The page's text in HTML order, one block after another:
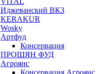
Иджеванский ВКЗ
KERAKUR
Wosky
Артфуд
Консервация
ПРОШЯН ФУД
Агроянс
Консервация Агроянс